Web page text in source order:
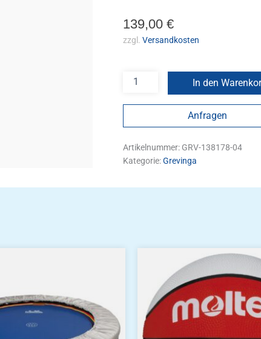
139,00 €
zzgl. Versandkosten
In den
Anfragen
Artikelnummer: GRV-138178-04
Kategorie:Grevinga